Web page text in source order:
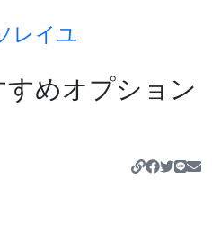
めオプション
https://